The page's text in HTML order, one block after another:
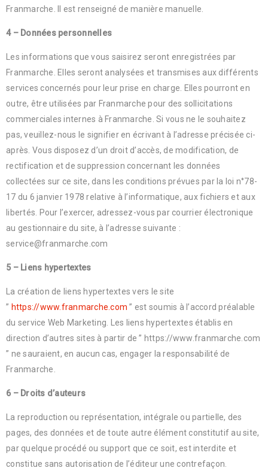
Franmarche. Il est renseigné de manière manuelle.
4 – Données personnelles
Les informations que vous saisirez seront enregistrées par
Franmarche. Elles seront analysées et transmises aux différents
services concernés pour leur prise en charge. Elles pourront en
outre, être utilisées par Franmarche pour des sollicitations
commerciales internes à Franmarche. Si vous ne le souhaitez
pas, veuillez-nous le signifier en écrivant à l’adresse précisée ci-
après. Vous disposez d’un droit d’accès, de modification, de
rectification et de suppression concernant les données
collectées sur ce site, dans les conditions prévues par la loi n°78-
17 du 6 janvier 1978 relative à l’informatique, aux fichiers et aux
libertés. Pour l’exercer, adressez-vous par courrier électronique
au gestionnaire du site, à l’adresse suivante :
service@franmarche.com
5 – Liens hypertextes
La création de liens hypertextes vers le site
” https://www.franmarche.com ” est soumis à l’accord préalable
du service Web Marketing. Les liens hypertextes établis en
direction d’autres sites à partir de ” https://www.franmarche.com
” ne sauraient, en aucun cas, engager la responsabilité de
Franmarche.
6 – Droits d’auteurs
La reproduction ou représentation, intégrale ou partielle, des
pages, des données et de toute autre élément constitutif au site,
par quelque procédé ou support que ce soit, est interdite et
constitue sans autorisation de l’éditeur une contrefaçon.